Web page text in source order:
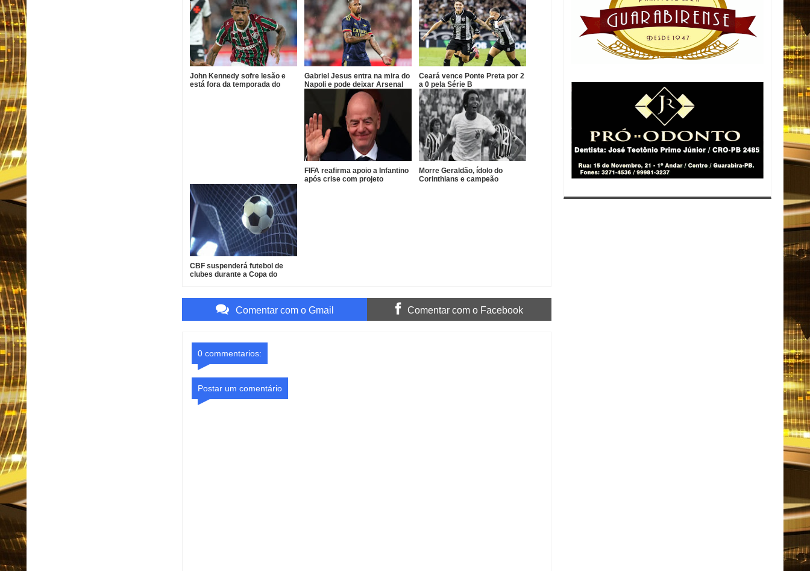
John Kennedy sofre lesão e
está fora da temporada do
Gabriel Jesus entra na mira do
Napoli e pode deixar Arsenal
Ceará vence Ponte Preta por 2
a 0 pela Série B
FIFA reafirma apoio a Infantino
após crise com projeto
Morre Geraldão, ídolo do
Corinthians e campeão
CBF suspenderá futebol de
clubes durante a Copa do
Comentar com o Gmail Comentar com o Facebook
0 commentarios:
Postar um comentário